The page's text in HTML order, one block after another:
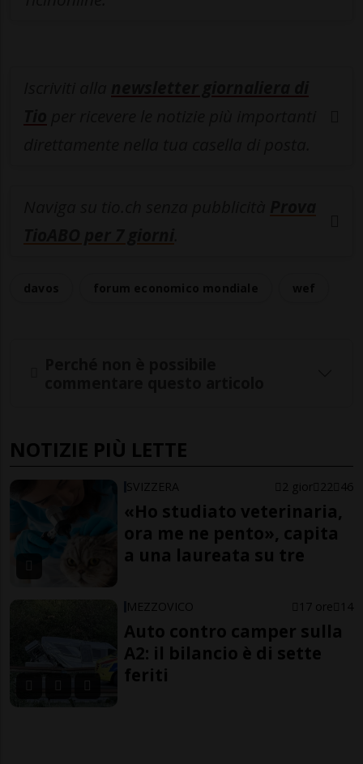
NOTIZIE PIÙ LETTE
SVIZZERA 2 gior 22 46
«Ho studiato veterinaria,
ora me ne pento», capita
a una laureata su tre
MEZZOVICO 17 ore 14
Auto contro camper sulla
A2: il bilancio è di sette
feriti